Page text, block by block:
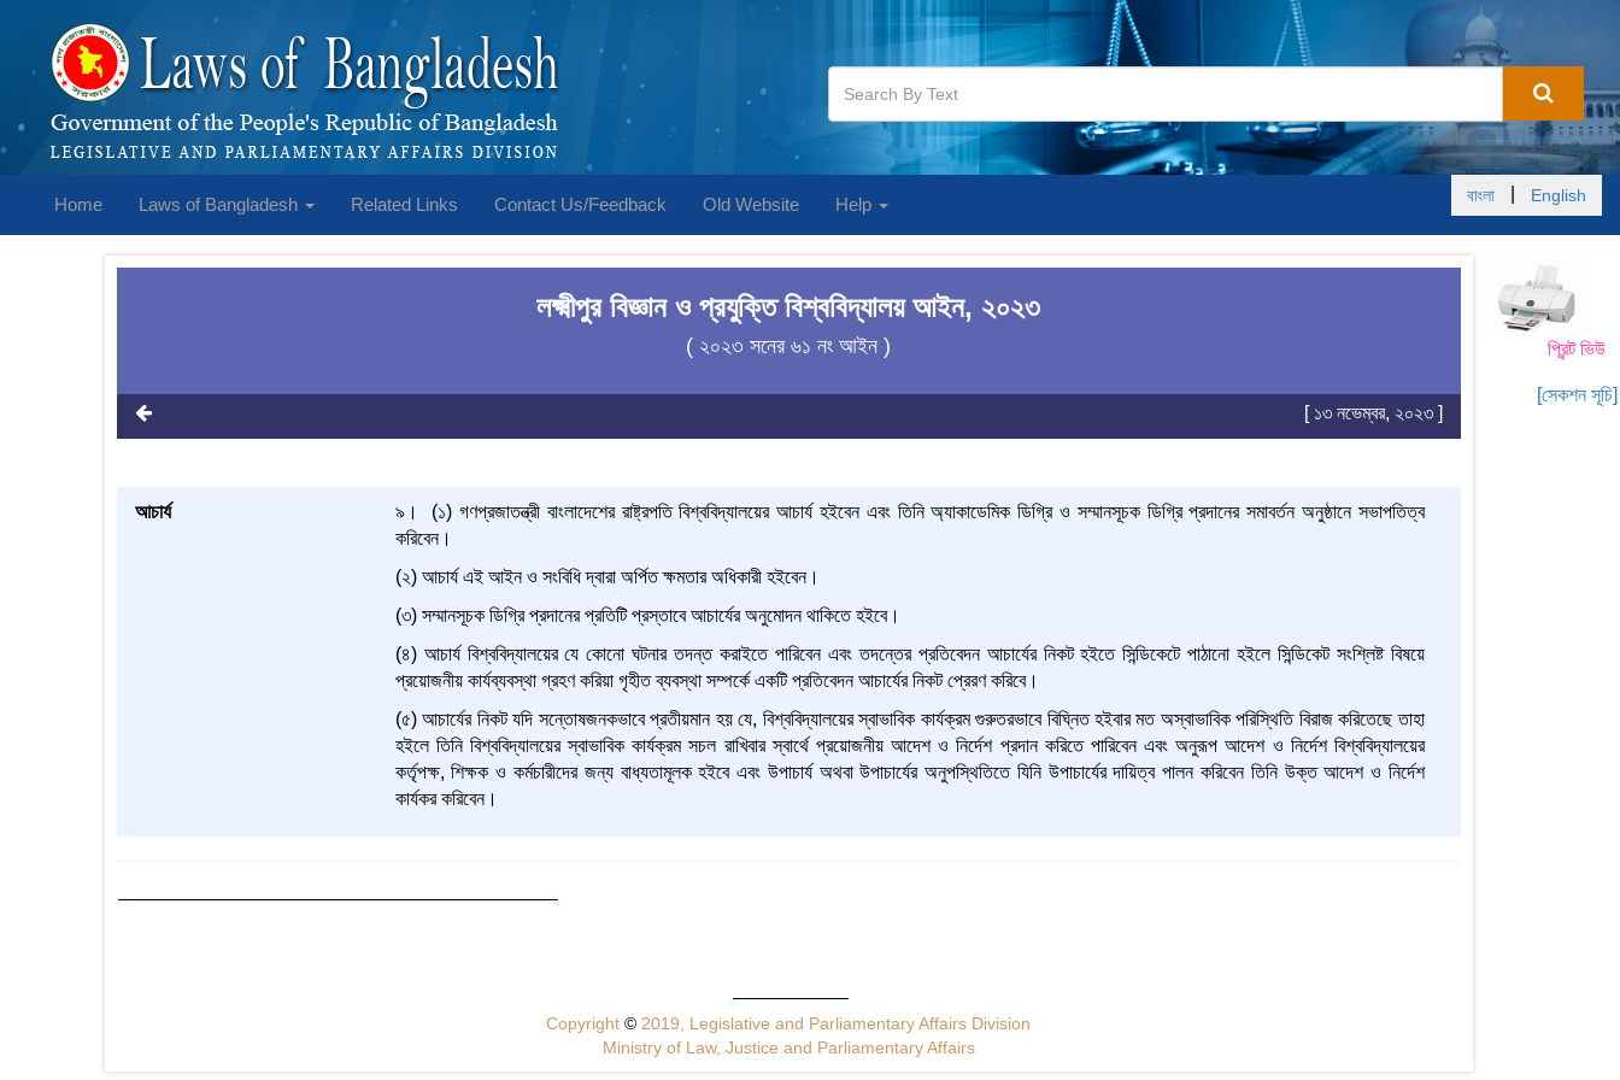
Home Laws of Bangladesh Related Links Contact Us/Feedback Old Website Help বাংলা English
প্রিন্ট ভিউ
[সেকশন সূচি]
লক্ষ্মীপুর বিজ্ঞান ও প্রযুক্তি বিশ্ববিদ্যালয় আইন, ২০২৩
( ২০২৩ সনের ৬১ নং আইন )
[ ১৩ নভেম্বর, ২০২৩ ]
আচার্য
৯। (১) গণপ্রজাতন্ত্রী বাংলাদেশের রাষ্ট্রপতি বিশ্ববিদ্যালয়ের আচার্য হইবেন এবং তিনি অ্যাকাডেমিক ডিগ্রি ও সম্মানসূচক ডিগ্রি প্রদানের সমাবর্তন অনুষ্ঠানে সভাপতিত্ব
করিবেন।
(২) আচার্য এই আইন ও সংবিধি দ্বারা অর্পিত ক্ষমতার অধিকারী হইবেন।
(৩) সম্মানসূচক ডিগ্রি প্রদানের প্রতিটি প্রস্তাবে আচার্যের অনুমোদন থাকিতে হইবে।
(৪) আচার্য বিশ্ববিদ্যালয়ের যে কোনো ঘটনার তদন্ত করাইতে পারিবেন এবং তদন্তের প্রতিবেদন আচার্যের নিকট হইতে সিন্ডিকেটে পাঠানো হইলে সিন্ডিকেট সংশ্লিষ্ট বিষয়ে
প্রয়োজনীয় কার্যব্যবস্থা গ্রহণ করিয়া গৃহীত ব্যবস্থা সম্পর্কে একটি প্রতিবেদন আচার্যের নিকট প্রেরণ করিবে।
(৫) আচার্যের নিকট যদি সন্তোষজনকভাবে প্রতীয়মান হয় যে, বিশ্ববিদ্যালয়ের স্বাভাবিক কার্যক্রম গুরুতরভাবে বিঘ্নিত হইবার মত অস্বাভাবিক পরিস্থিতি বিরাজ করিতেছে তাহা
হইলে তিনি বিশ্ববিদ্যালয়ের স্বাভাবিক কার্যক্রম সচল রাখিবার স্বার্থে প্রয়োজনীয় আদেশ ও নির্দেশ প্রদান করিতে পারিবেন এবং অনুরূপ আদেশ ও নির্দেশ বিশ্ববিদ্যালয়ের
কর্তৃপক্ষ, শিক্ষক ও কর্মচারীদের জন্য বাধ্যতামূলক হইবে এবং উপাচার্য অথবা উপাচার্যের অনুপস্থিতিতে যিনি উপাচার্যের দায়িত্ব পালন করিবেন তিনি উক্ত আদেশ ও নির্দেশ
কার্যকর করিবেন।
Copyright© 2019, Legislative and Parliamentary Affairs Division
Ministry of Law, Justice and Parliamentary Affairs